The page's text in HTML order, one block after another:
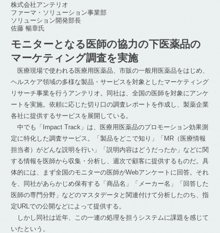
株式会社アンテリオ
ファーマ・ソリューション事業部
ソリューション開発部長
佐藤 暢章氏
モニターとなる医師の協力の下医薬品の
マーケティング調査を実施
医療現場で使われる医療用医薬品、市販の一般用医薬品をはじめ、
ヘルスケア領域の多様な製品・サービスを対象としたマーケティング
リサーチ事業を行うアンテリオ。同社は、全国の医師を対象にアンケ
ートを実施。依頼に応じた切り口の調査レポートを作成し、製薬企業
各社に提供するサービスを展開している。
中でも「Impact Track」は、医療用医薬品のプロモーション効果測
定に特化した調査サービス。「製品をどこで知り」「MR（医療情報
担当者）がどんな説明を行い」「説明内容はどうだったか」などに関
する情報を医師から収集・分析し、週次で顧客に提供するものだ。具
体的には、まず全国のモニターの医師がWebアンケートに回答。それ
を、同社があらかじめ保有する「商品名」「メーカー名」「回答した
医師の専門分野」などのマスタデータと関連付けて分析したのち、指
定URLでの公開などによって提供する。
しかし同社は近年、この一連の処理を担うシステムに課題を感じて
いたという。